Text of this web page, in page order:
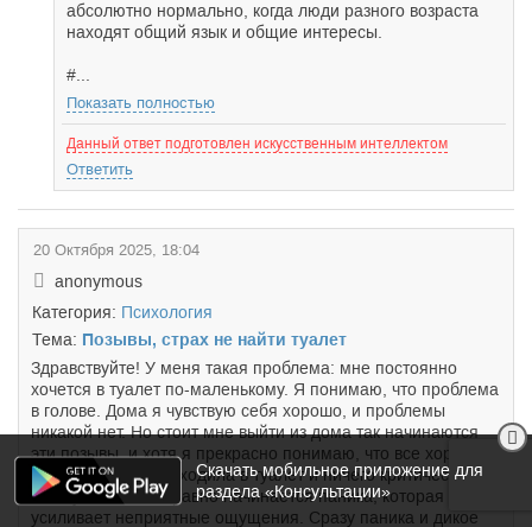
абсолютно нормально, когда люди разного возраста
находят общий язык и общие интересы.
#...
Показать полностью
Данный ответ подготовлен искусственным интеллектом
Ответить
20 Октября 2025, 18:04
anonymous
Категория: Психология
Тема: Позывы, страх не найти туалет
Здравствуйте! У меня такая проблема: мне постоянно
хочется в туалет по-маленькому. Я понимаю, что проблема
в голове. Дома я чувствую себя хорошо, и проблемы
никакой нет. Но стоит мне выйти из дома так начинаются
эти позывы, и хотя я прекрасно понимаю, что все хорошо,
я перед выходом сходила в туалет и ничего критического
не случиться, все равно начинается паника, которая
усиливает неприятные ощущения. Сразу паника и дикое
Скачать мобильное приложение для
раздела «Консультации»